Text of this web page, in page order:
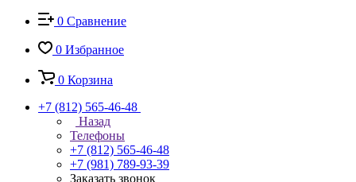
0 Сравнение
0 Избранное
0 Корзина
+7 (812) 565-46-48
Назад
Телефоны
+7 (812) 565-46-48
+7 (981) 789-93-39
Заказать звонок